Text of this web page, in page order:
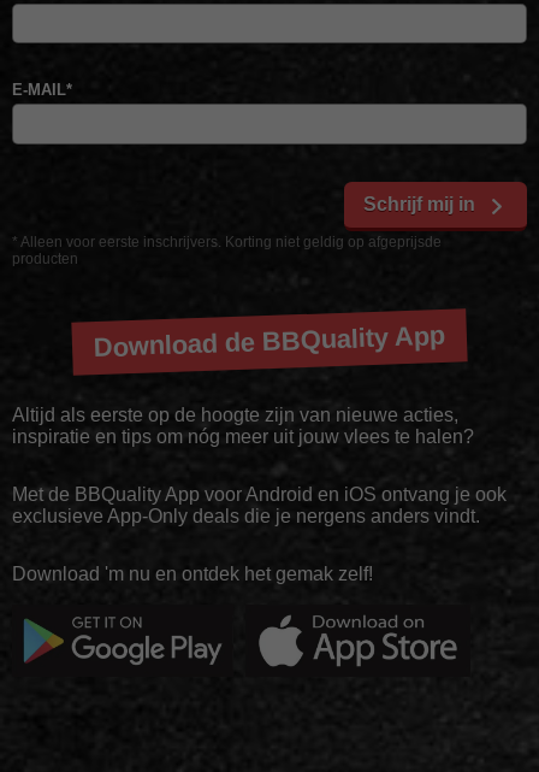
* Alleen voor eerste inschrijvers. Korting niet geldig op afgeprijsde
producten
E-MAIL*
Schrijf mij in
Download de BBQuality App
Altijd als eerste op de hoogte zijn van nieuwe acties,
inspiratie en tips om nóg meer uit jouw vlees te halen?
Met de BBQuality App voor Android en iOS ontvang je ook
exclusieve App-Only deals die je nergens anders vindt.
Download 'm nu en ontdek het gemak zelf!